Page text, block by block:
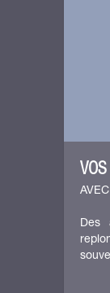
AVEC
Des